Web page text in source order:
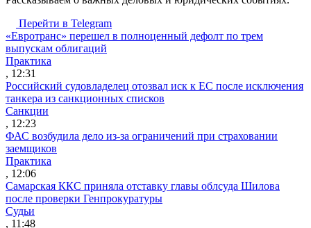
Перейти в Telegram
«Евротранс» перешел в полноценный дефолт по трем
выпускам облигаций
Практика
, 12:31
Российский судовладелец отозвал иск к ЕС после исключения
танкера из санкционных списков
Санкции
, 12:23
ФАС возбудила дело из-за ограничений при страховании
заемщиков
Практика
, 12:06
Самарская ККС приняла отставку главы облсуда Шилова
после проверки Генпрокуратуры
Судьи
, 11:48